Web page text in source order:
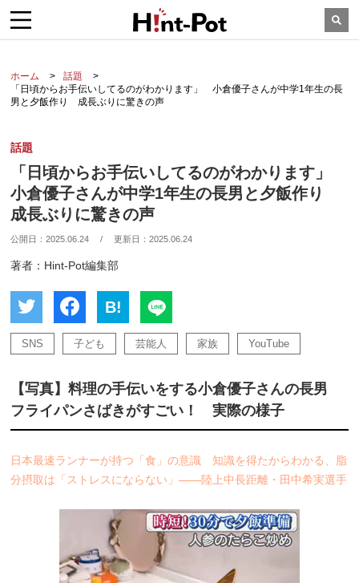
ホーム
話題
「日頃からお手伝いしてるのがわかります」 小倉優子さんが中学1年生の長
男と夕飯作り 成長ぶりに驚きの声
話題
「日頃からお手伝いしてるのがわかります」
小倉優子さんが中学1年生の長男と夕飯作り
成長ぶりに驚きの声
公開日：2025.06.24 / 更新日：2025.06.24
著者：Hint-Pot編集部
B!
SNS 子ども 芸能人 家族 YouTube
【写真】料理の手伝いをする小倉優子さんの長男
フライパンさばきがすごい！ 実際の様子
日本最速ランナーが持つ「食」の意識 知識を得たからわかる、脂
分摂取は「ストレスにならない」――陸上中長距離・田中希実選手